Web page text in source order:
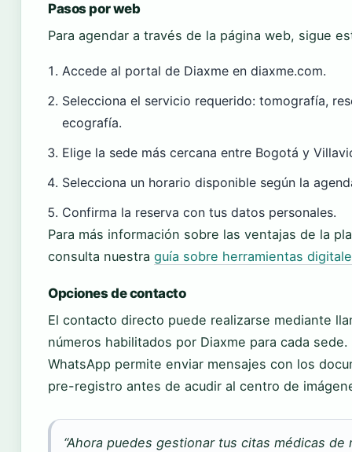
Pasos por web
Para agendar a través de la página web, sigue
Accede al portal de Diaxme en diaxme.com.
Selecciona el servicio requerido: tomografía,
ecografía.
Elige la sede más cercana entre Bogotá y
Selecciona un horario disponible según la
Confirma la reserva con tus datos personales.
Para más información sobre las ventajas de la
consulta nuestra guía sobre herramientas
Opciones de contacto
El contacto directo puede realizarse mediante
números habilitados por Diaxme para cada
WhatsApp permite enviar mensajes con los
pre-registro antes de acudir al centro de
“Ahora puedes gestionar tus citas médicas de